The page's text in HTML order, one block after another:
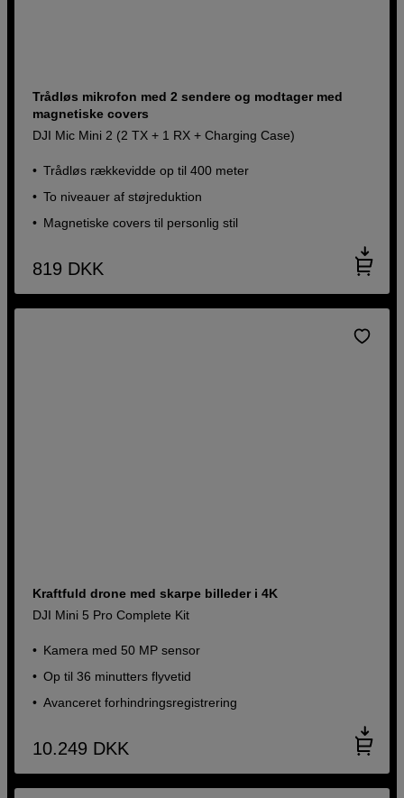
Trådløs mikrofon med 2 sendere og modtager med
magnetiske covers
DJI Mic Mini 2 (2 TX + 1 RX + Charging Case)
Trådløs rækkevidde op til 400 meter
To niveauer af støjreduktion
Magnetiske covers til personlig stil
819 DKK
Kraftfuld drone med skarpe billeder i 4K
DJI Mini 5 Pro Complete Kit
Kamera med 50 MP sensor
Op til 36 minutters flyvetid
Avanceret forhindringsregistrering
10.249 DKK